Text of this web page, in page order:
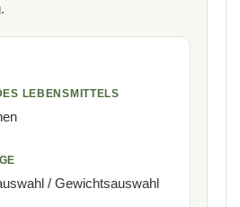
LEBENSMITTELS
/ Gewichtsauswahl